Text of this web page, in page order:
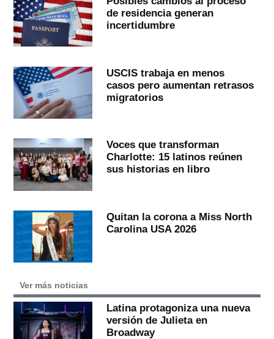
de residencia generan
incertidumbre
USCIS trabaja en menos
casos pero aumentan retrasos
migratorios
Voces que transforman
Charlotte: 15 latinos reúnen
sus historias en libro
Quitan la corona a Miss North
Carolina USA 2026
Ver más noticias
Latina protagoniza una nueva
versión de Julieta en
Broadway